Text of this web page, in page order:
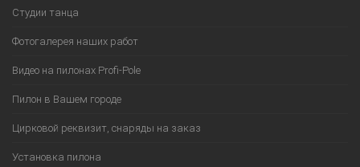
Студии танца
Фотогалерея наших работ
Видео на пилонах Profi-Pole
Пилон в Вашем городе
Цирковой реквизит, снаряды на заказ
Установка пилона